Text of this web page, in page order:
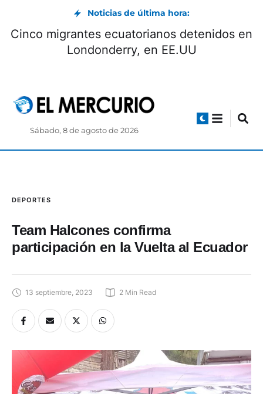
Noticias de última hora:
Cinco migrantes ecuatorianos detenidos en
Londonderry, en EE.UU
Sábado, 8 de agosto de 2026
DEPORTES
Team Halcones confirma
participación en la Vuelta al Ecuador
13 septiembre, 2023 2 Min Read